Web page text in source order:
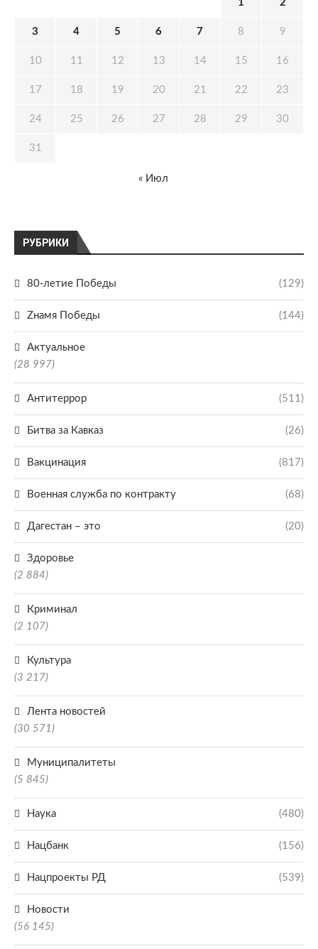
РУБРИКИ
80-летие Победы (129)
Zнамя Победы (144)
Актуальное
(28 997)
Антитеррор (511)
Битва за Кавказ (26)
Вакцинация (817)
Военная служба по контракту (68)
Дагестан – это (20)
Здоровье
(2 884)
Криминал
(2 107)
Культура
(3 217)
Лента новостей
(30 571)
Муниципалитеты
(5 845)
Наука (480)
Нацбанк (156)
Нацпроекты РД (539)
Новости
(56 145)
1 2
3 4 5 6 7 8 9
10 11 12 13 14 15 16
17 18 19 20 21 22 23
24 25 26 27 28 29 30
31
« Июл